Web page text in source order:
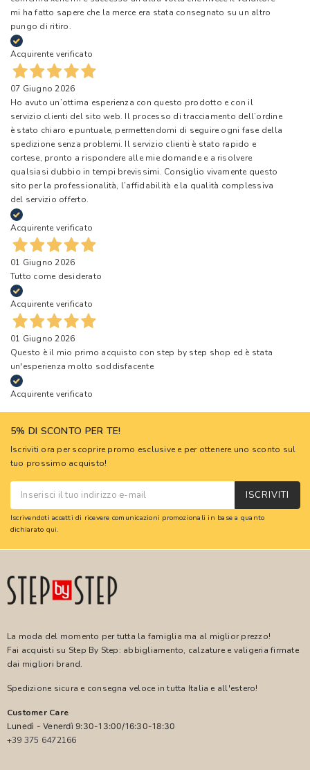
mi ha fatto sapere che la merce era stata consegnato su un altro
pungo di ritiro.
Acquirente verificato
07 Giugno 2026
Ho avuto un’ottima esperienza con questo prodotto e con il
servizio clienti del sito web. Il processo di tracciamento dell’ordine
è stato chiaro e puntuale, permettendomi di seguire ogni fase della
spedizione senza problemi. Il servizio clienti è stato rapido e
cortese, pronto a rispondere alle mie domande e a risolvere
qualsiasi dubbio in tempi brevissimi. Consiglio vivamente questo
sito per la professionalità, l’affidabilità e la qualità complessiva
del servizio offerto.
Acquirente verificato
01 Giugno 2026
Tutto come desiderato
Acquirente verificato
01 Giugno 2026
Questo è il mio primo acquisto con step by step shop ed è stata
un'esperienza molto soddisfacente
Acquirente verificato
5% DI SCONTO PER TE!
Iscriviti ora per scoprire promo esclusive e per ottenere uno sconto sul
tuo prossimo acquisto!
ISCRIVITI
Iscrivendoti accetti di ricevere comunicazioni promozionali in base a quanto
dichiarato qui.
La moda del momento per tutta la famiglia ma al miglior prezzo!
Fai acquisti su Step By Step: abbigliamento, calzature e valigeria firmate
dai migliori brand.
Spedizione sicura e consegna veloce in tutta Italia e all'estero!
Customer Care
Lunedì - Venerdì 9:30-13:00/16:30-18:30
+39 375 6472166